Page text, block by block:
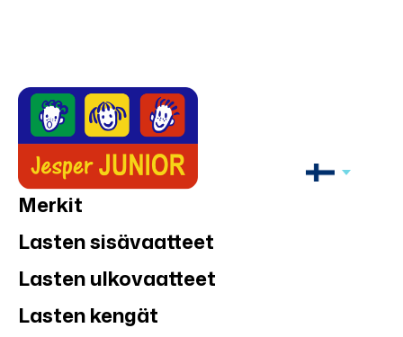
Merkit
Lasten sisävaatteet
Lasten ulkovaatteet
Lasten kengät